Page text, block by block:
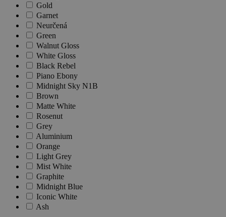
Gold
Garnet
Neurčená
Green
Walnut Gloss
White Gloss
Black Rebel
Piano Ebony
Midnight Sky N1B
Brown
Matte White
Rosenut
Grey
Aluminium
Orange
Light Grey
Mist White
Graphite
Midnight Blue
Iconic White
Ash